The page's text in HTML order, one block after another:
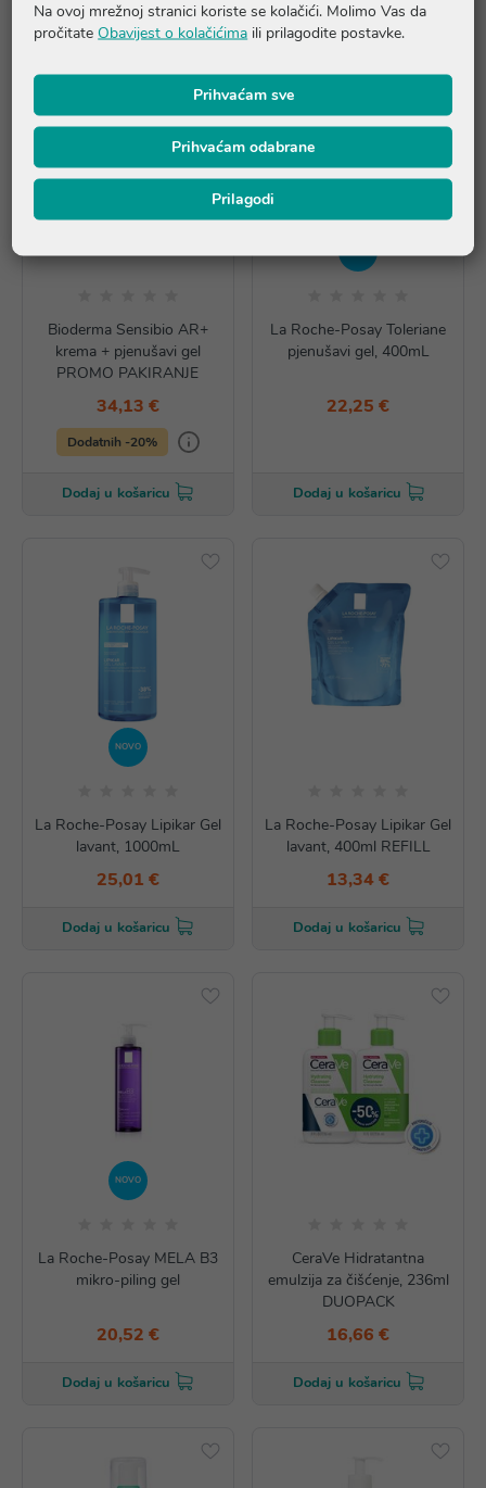
Bioderma Sensibio AR+
krema + pjenušavi gel
PROMO PAKIRANJE
34,13 €
Dodatnih -20%
Dodaj u košaricu
La Roche-Posay Toleriane
pjenušavi gel, 400mL
22,25 €
Dodaj u košaricu
NOVO
La Roche-Posay Lipikar Gel
lavant, 1000mL
25,01 €
Dodaj u košaricu
La Roche-Posay Lipikar Gel
lavant, 400ml REFILL
13,34 €
Dodaj u košaricu
NOVO
La Roche-Posay MELA B3
mikro-piling gel
20,52 €
Dodaj u košaricu
CeraVe Hidratantna
emulzija za čišćenje, 236ml
DUOPACK
16,66 €
Dodaj u košaricu
Na ovoj mrežnoj stranici koriste se kolačići. Molimo Vas da
pročitate Obavijest o kolačićima ili prilagodite postavke.
Prihvaćam sve
Prihvaćam odabrane
Prilagodi